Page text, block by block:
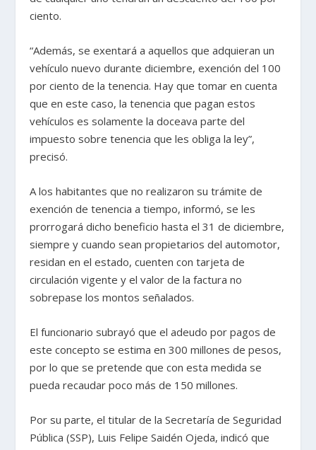
ciento.
“Además, se exentará a aquellos que adquieran un
vehículo nuevo durante diciembre, exención del 100
por ciento de la tenencia. Hay que tomar en cuenta
que en este caso, la tenencia que pagan estos
vehículos es solamente la doceava parte del
impuesto sobre tenencia que les obliga la ley”,
precisó.
A los habitantes que no realizaron su trámite de
exención de tenencia a tiempo, informó, se les
prorrogará dicho beneficio hasta el 31 de diciembre,
siempre y cuando sean propietarios del automotor,
residan en el estado, cuenten con tarjeta de
circulación vigente y el valor de la factura no
sobrepase los montos señalados.
El funcionario subrayó que el adeudo por pagos de
este concepto se estima en 300 millones de pesos,
por lo que se pretende que con esta medida se
pueda recaudar poco más de 150 millones.
Por su parte, el titular de la Secretaría de Seguridad
Pública (SSP), Luis Felipe Saidén Ojeda, indicó que